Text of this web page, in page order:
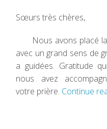
Sœurs très chères,
Nous avons placé
avec un grand sens de
a guidées. Gratitude
nous avez
votre prière. Continue